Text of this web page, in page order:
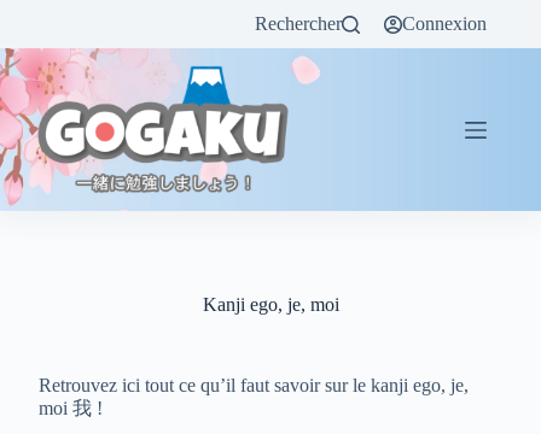
Rechercher Connexion
Kanji ego, je, moi
Retrouvez ici tout ce qu’il faut savoir sur le kanji ego, je,
moi 我 !